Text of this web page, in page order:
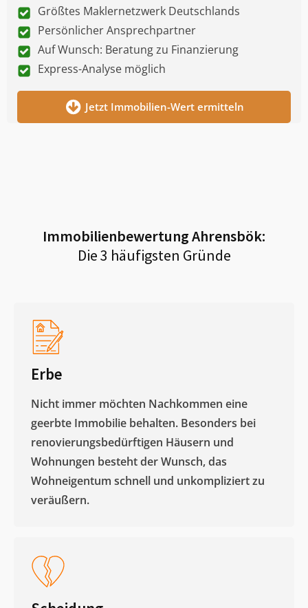
Größtes Maklernetzwerk Deutschlands
Persönlicher Ansprechpartner
Auf Wunsch: Beratung zu Finanzierung
Express-Analyse möglich
Jetzt Immobilien-Wert ermitteln
ImmobilienbewertungAhrensbök:
Die 3 häufigsten Gründe
Erbe
Nicht immer möchten Nachkommen eine
geerbte Immobilie behalten. Besonders bei
renovierungsbedürftigen Häusern und
Wohnungen besteht der Wunsch, das
Wohneigentum schnell und unkompliziert zu
veräußern. ​